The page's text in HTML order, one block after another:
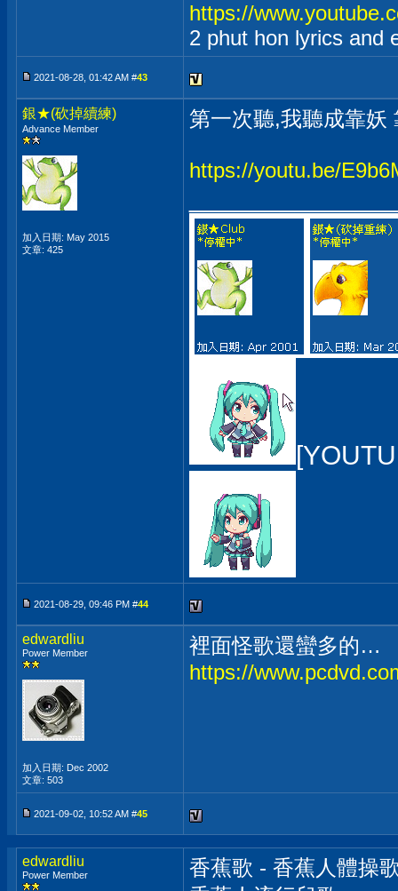
https://
2 phut hon lyrics and
2021-08-28, 01:42 AM #43
銀★(砍掉續練)
Advance Member
加入日期: May 2015
文章: 425
第一次聽,我聽成靠妖
https://youtu.be/
2021-08-29, 09:46 PM #44
edwardliu
Power Member
加入日期: Dec 2002
文章: 503
裡面怪歌還蠻多的…
https://
2021-09-02, 10:52 AM #45
edwardliu
Power Member
香蕉歌 - 香蕉人體操